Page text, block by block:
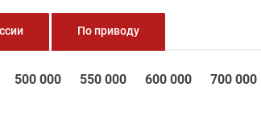
По приводу
500 000 550 000 600 000 700 000